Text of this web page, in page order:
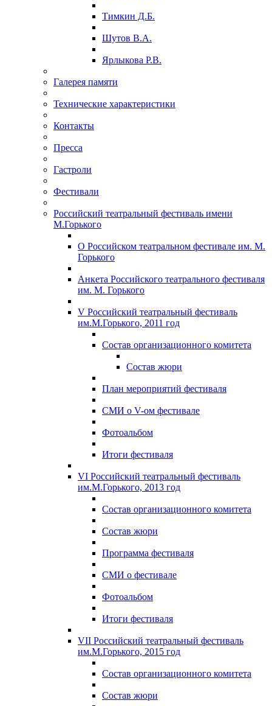
Тимкин Д.Б.
Шутов В.А.
Ярлыкова Р.В.
Галерея памяти
Технические характеристики
Контакты
Пресса
Гастроли
Фестивали
Российский театральный фестиваль имени
М.Горького
О Российском театральном фестивале им. М.
Горького
Анкета Российского театрального фестиваля
им. М. Горького
V Российский театральный фестиваль
им.М.Горького, 2011 год
Состав организационного комитета
Состав жюри
План мероприятий фестиваля
СМИ о V-ом фестивале
Фотоальбом
Итоги фестиваля
VI Российский театральный фестиваль
им.М.Горького, 2013 год
Состав организационного комитета
Состав жюри
Программа фестиваля
СМИ о фестивале
Фотоальбом
Итоги фестиваля
VII Российский театральный фестиваль
им.М.Горького, 2015 год
Состав организационного комитета
Состав жюри